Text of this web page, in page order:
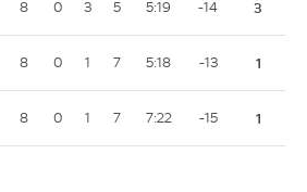
8 0 3 5 5:19 -14 3
8 0 1 7 5:18 -13 1
8 0 1 7 7:22 -15 1